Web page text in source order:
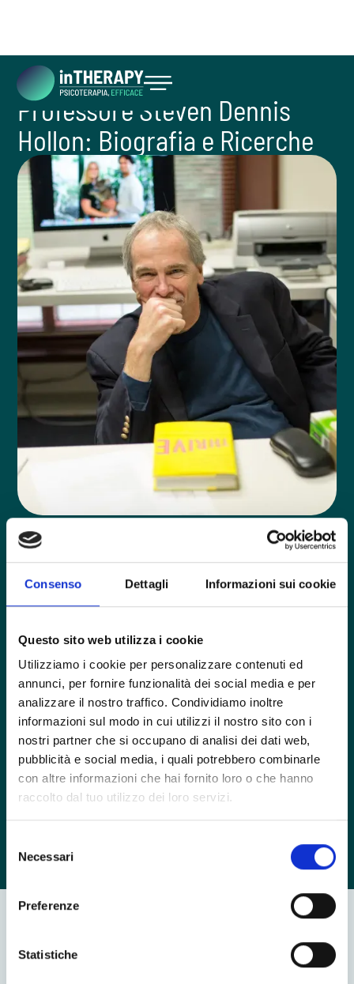
Consenso Dettagli Informazioni sui cookie
Questo sito web utilizza i cookie
Utilizziamo i cookie per personalizzare contenuti ed
annunci, per fornire funzionalità dei social media e per
analizzare il nostro traffico. Condividiamo inoltre
informazioni sul modo in cui utilizzi il nostro sito con i
nostri partner che si occupano di analisi dei dati web,
pubblicità e social media, i quali potrebbero combinarle
con altre informazioni che hai fornito loro o che hanno
raccolto dal tuo utilizzo dei loro servizi.
delNecessari
Preferenze
Statistiche
Inizia ora
Professore Steven Dennis
Hollon: Biografia e Ricerche
Professore di Psicologia e sviluppo umano,
Professore di Psichiatria, Vanderbilt University,
L’interesse scientifico principale del prof. Hollon risiede
adulti. Il suo lavoro si estende dalla psicopatologia di
base alla prevenzione e al trattamento. È particolarmente
interessato al contributo relativo dei processi cognitivi e
biologici alla depressione e al confronto tra l’efficacia
relativa degli interventi psicosociali e quelli
farmacologici. Il suo interesse più recente è la
prevenzione della depressione, sia per quanto riguarda il
suo esordio iniziale che la successiva ricorrenza a
seguito di un trattamento di successo.
Inizia ora la tua psicoterapia